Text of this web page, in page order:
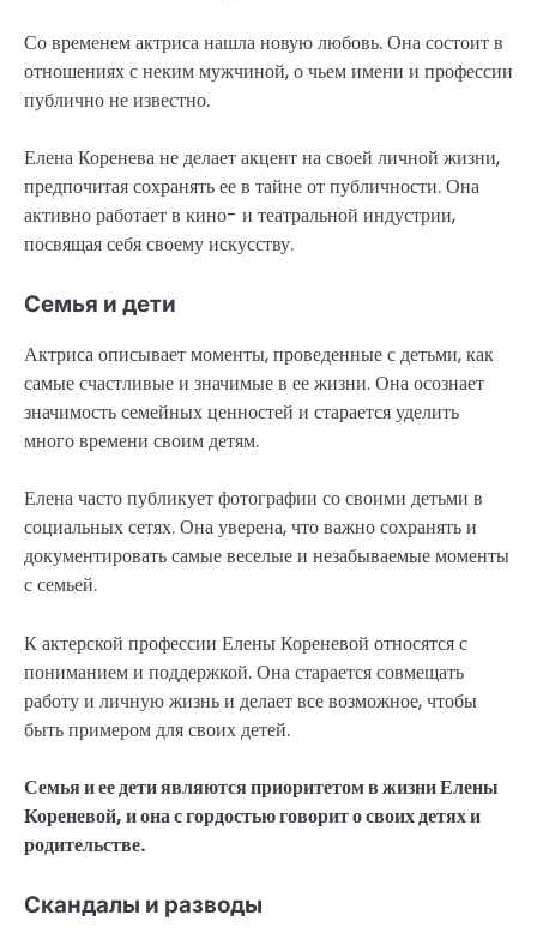
Со временем актриса нашла новую любовь. Она состоит в
отношениях с неким мужчиной, о чьем имени и профессии
публично не известно.
Елена Коренева не делает акцент на своей личной жизни,
предпочитая сохранять ее в тайне от публичности. Она
активно работает в кино- и театральной индустрии,
посвящая себя своему искусству.
Семья и дети
Актриса описывает моменты, проведенные с детьми, как
самые счастливые и значимые в ее жизни. Она осознает
значимость семейных ценностей и старается уделить
много времени своим детям.
Елена часто публикует фотографии со своими детьми в
социальных сетях. Она уверена, что важно сохранять и
документировать самые веселые и незабываемые моменты
с семьей.
К актерской профессии Елены Кореневой относятся с
пониманием и поддержкой. Она старается совмещать
работу и личную жизнь и делает все возможное, чтобы
быть примером для своих детей.
Семья и ее дети являются приоритетом в жизни Елены
Кореневой, и она с гордостью говорит о своих детях и
родительстве.
Скандалы и разводы